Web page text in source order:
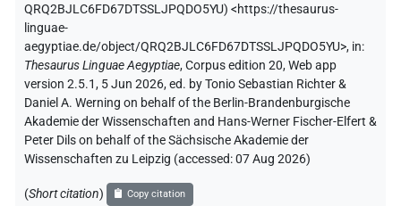
QRQ2BJLC6FD67DTSSLJPQDO5YU) <https://thesaurus-
linguae-
aegyptiae.de/object/QRQ2BJLC6FD67DTSSLJPQDO5YU>, in:
Thesaurus Linguae Aegyptiae,Corpus edition 20, Web app
version 2.5.1, 5 Jun 2026, ed. by Tonio Sebastian Richter &
Daniel A. Werning on behalf of the Berlin-Brandenburgische
Akademie der Wissenschaften and Hans-Werner Fischer-Elfert &
Peter Dils on behalf of the Sächsische Akademie der
Wissenschaften zu Leipzig (accessed:07 Aug 2026)
(Short citation) Copy citation